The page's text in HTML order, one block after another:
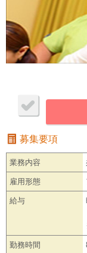
募集要項
業務内容
雇用形態
給与
勤務時間